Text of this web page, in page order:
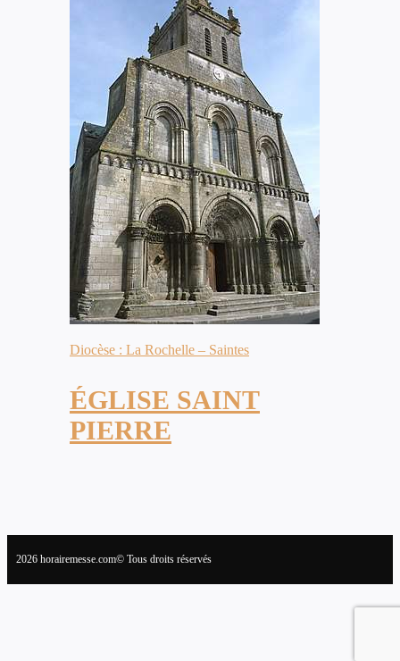
Diocèse : La Rochelle – Saintes
ÉGLISE SAINT
PIERRE
2026 horairemesse.com© Tous droits réservés